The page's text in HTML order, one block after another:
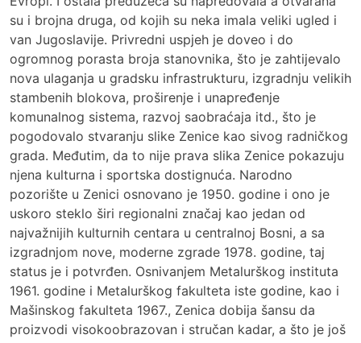
su i brojna druga, od kojih su neka imala veliki ugled i
van Jugoslavije. Privredni uspjeh je doveo i do
ogromnog porasta broja stanovnika, što je zahtijevalo
nova ulaganja u gradsku infrastrukturu, izgradnju velikih
stambenih blokova, proširenje i unapređenje
komunalnog sistema, razvoj saobraćaja itd., što je
pogodovalo stvaranju slike Zenice kao sivog radničkog
grada. Međutim, da to nije prava slika Zenice pokazuju
njena kulturna i sportska dostignuća. Narodno
pozorište u Zenici osnovano je 1950. godine i ono je
uskoro steklo širi regionalni značaj kao jedan od
najvažnijih kulturnih centara u centralnoj Bosni, a sa
izgradnjom nove, moderne zgrade 1978. godine, taj
status je i potvrđen. Osnivanjem Metalurškog instituta
1961. godine i Metalurškog fakulteta iste godine, kao i
Mašinskog fakulteta 1967., Zenica dobija šansu da
proizvodi visokoobrazovan i stručan kadar, a što je još